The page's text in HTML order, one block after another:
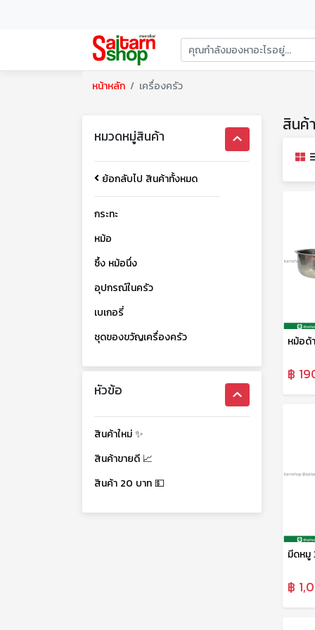
หน้าหลัก เครื่องครัว
หมวดหมู่สินค้า
ย้อกลับไป สินค้าทั้งหมด
กระทะ
หม้อ
ซึ้ง หม้อนึ่ง
อุปกรณ์ในครัว
เบเกอรี่
ชุดของขวัญเครื่องครัว
หัวข้อ
สินค้าใหม่ ✨
สินค้าขายดี 📈
สินค้า 20 บาท 💵
สินค้
หม้อด้
฿
มีดหมู
฿